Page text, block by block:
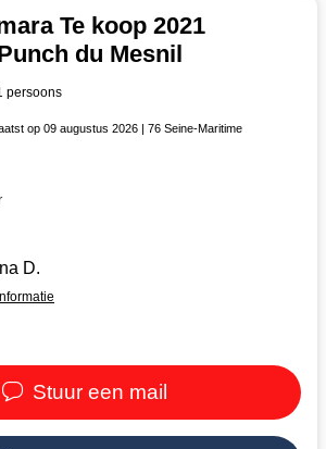
Te koop 2021
du Mesnil
persoons
op 09 augustus 2026 | 76 Seine-Maritime
D.
Stuur een mail